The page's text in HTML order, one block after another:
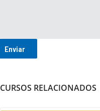
CURSOS RELACIONADOS